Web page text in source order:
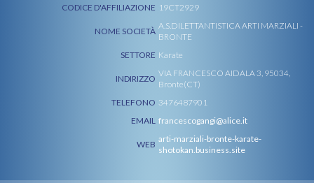
CODICE D'AFFILIAZIONE 19CT2929
NOME SOCIETÀ
A.S.DILETTANTISTICA ARTI MARZIALI -
BRONTE
SETTORE Karate
INDIRIZZO
VIA FRANCESCO AIDALA 3, 95034,
Bronte(CT)
TELEFONO 3476487901
EMAIL francescogangi@alice.it
WEB
arti-marziali-bronte-karate-
shotokan.business.site